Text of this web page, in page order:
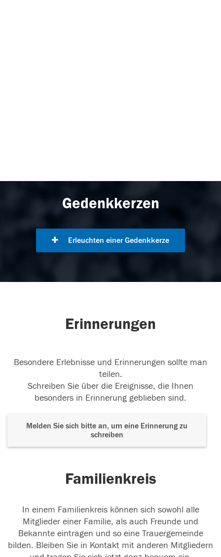
Gedenkkerzen
Erleuchten einer Gedenkkerze
Erinnerungen
Besondere Erlebnisse und Erinnerungen sollte man
teilen.
Schreiben Sie über die Ereignisse, die Ihnen
besonders in Erinnerung geblieben sind.
Melden Sie sich bitte an, um eine Erinnerung zu
schreiben
Familienkreis
In einem Familienkreis können sich sowohl alle
Mitglieder einer Familie, als auch Freunde und
Bekannte eintragen und so eine Trauergemeinde
bilden. Bleiben Sie in Kontakt mit anderen Mitgliedern